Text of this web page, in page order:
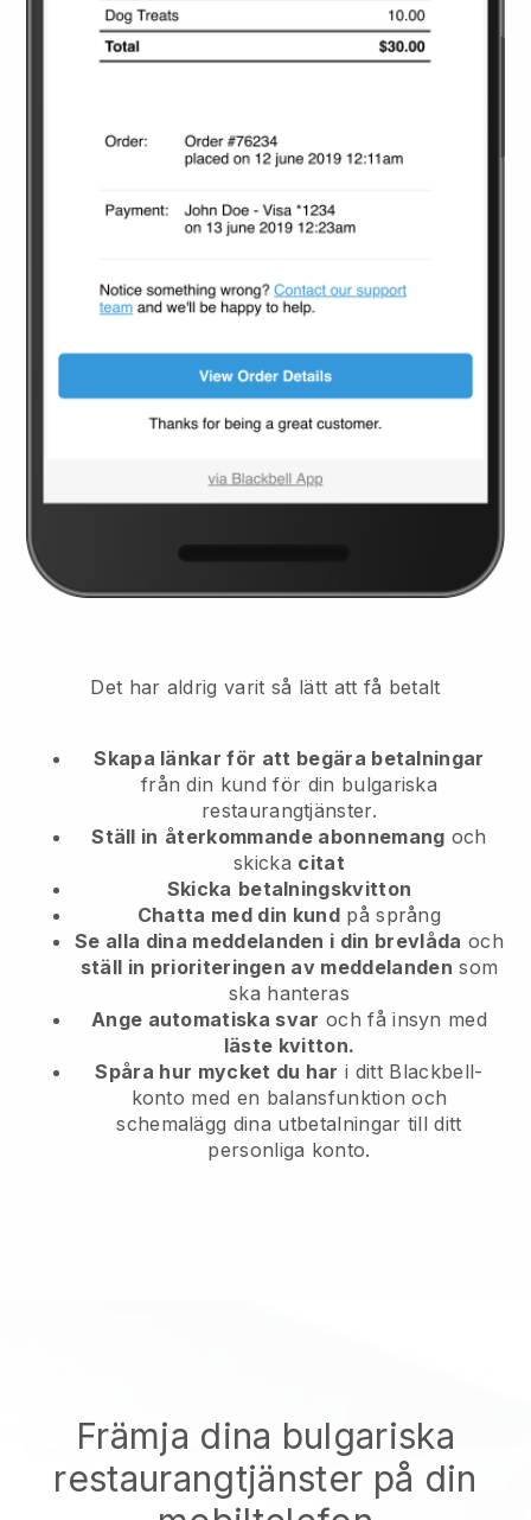
Det har aldrig varit så lätt att få betalt
Skapa länkar för att begära betalningar
från din kundför din bulgariska
restaurangtjänster.
Ställ in återkommande abonnemang och
skicka citat
Skicka betalningskvitton
Chatta med din kundpå språng
Se alla dina meddelanden i din brevlåda och
ställ in prioriteringen av meddelanden som
ska hanteras
Ange automatiska svar och få insyn med
läste kvitton.
Spåra hur mycket du har i ditt Blackbell-
konto med en balansfunktion och
schemalägg dina utbetalningar till ditt
personliga konto.
Främja dina bulgariska
restaurangtjänster på din